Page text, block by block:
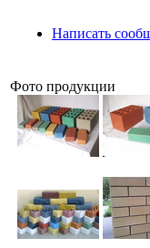
Написать
Фото продукции